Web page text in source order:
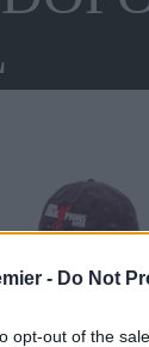
- Do Not
opt-out of the